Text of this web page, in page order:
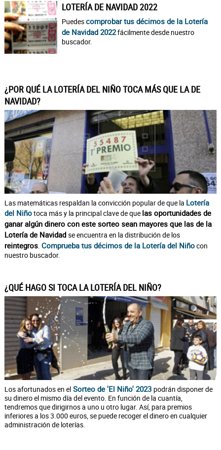
LOTERÍA DE NAVIDAD 2022
Puedescomprobar tus décimos de la Lotería
de Navidad 2022fácilmente desde nuestro
buscador.
¿POR QUÉ LA LOTERÍA DEL NIÑO TOCA MÁS QUE LA DE
NAVIDAD?
Las matemáticas respaldan la convicción popular de que la Lotería
del Niñotoca más y la principal clave de que las oportunidades de
ganar algún dinero con este sorteo sean mayores que las de la
Lotería de Navidad se encuentra en la distribución de los
reintegros. Comprueba tus décimos de la Lotería del Niñocon
nuestro buscador.
¿QUÉ HAGO SI TOCA LA LOTERÍA DEL NIÑO?
Los afortunados en elSorteo de 'El Niño' 2023 podrán disponer de
su dinero el mismo día del evento. En función de la cuantía,
tendremos que dirigirnos a uno u otro lugar. Así, para premios
inferiores a los 3.000 euros, se puede recoger el dinero en cualquier
administración de loterías.